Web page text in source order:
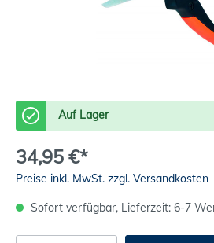
Auf Lager
34,95 €*
Preise inkl. MwSt. zzgl. Versandkosten
Sofort verfügbar, Lieferzeit: 6-7